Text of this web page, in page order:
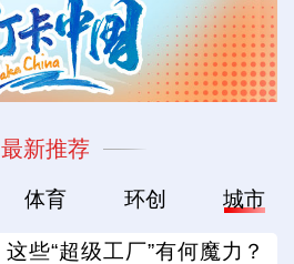
最新推荐
体育 环创 城市
这些“超级工厂”有何魔力？